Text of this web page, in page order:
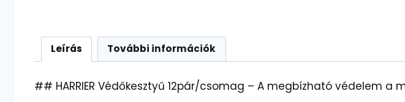
Leírás További információk
## HARRIER Védőkesztyű 12pár/csomag – A megbízható védelem a